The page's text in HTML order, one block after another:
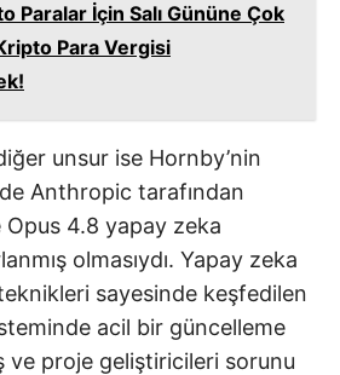
Paralar İçin Salı Gününe Çok
Para Vergisi
unsur ise Hornby’nin
Anthropic tarafından
4.8 yapay zeka
olmasıydı. Yapay zeka
sayesinde keşfedilen
acil bir güncelleme
ve proje geliştiricileri sorunu